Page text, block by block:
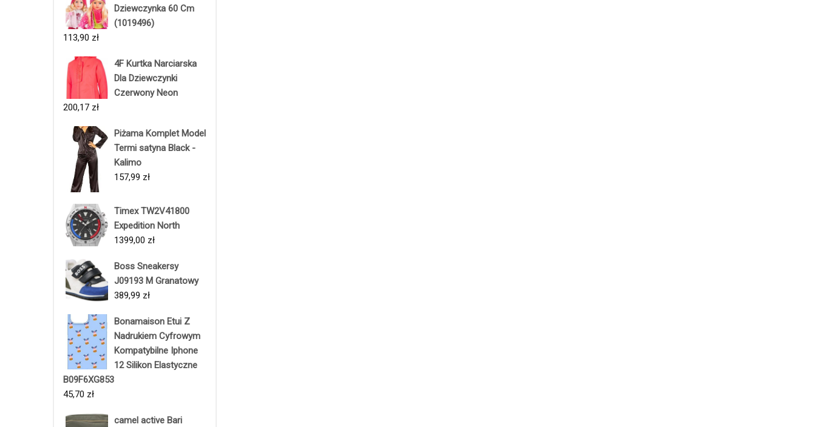
Dziewczynka 60 Cm
(1019496)
113,90 zł
4F Kurtka Narciarska
Dla Dziewczynki
Czerwony Neon
200,17 zł
Piżama Komplet Model
Termi satyna Black -
Kalimo
157,99 zł
Timex TW2V41800
Expedition North
1399,00 zł
Boss Sneakersy
J09193 M Granatowy
389,99 zł
Bonamaison Etui Z
Nadrukiem Cyfrowym
Kompatybilne Iphone
12 Silikon Elastyczne
B09F6XG853
45,70 zł
camel active Bari